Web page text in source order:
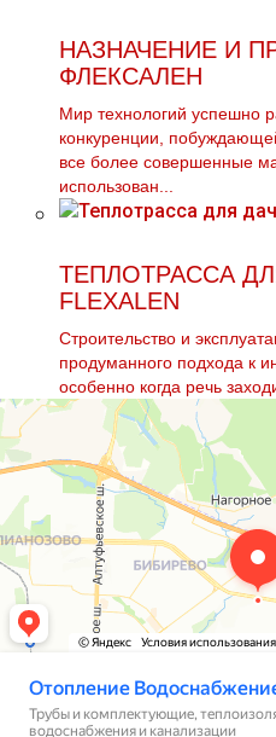
НАЗНАЧЕНИЕ И
ФЛЕКСАЛЕН
Мир технологий успешно
конкуренции,
все более совершенные
использован...
ТЕПЛОТРАССА
FLEXALEN
Строительство и
продуманного подхода к
особенно когда речь